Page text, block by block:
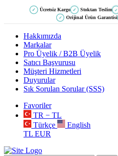
✓ Ücretsiz Kargo ✓ Stoktan Teslim ✓
✓ Orijinal Ürün Garantisi
Hakkımızda
Markalar
Pro Üyelik / B2B Üyelik
Satıcı Başvurusu
Müşteri Hizmetleri
Duyurular
Sık Sorulan Sorular (SSS)
Favoriler
TR − TL
Türkçe
English
TL EUR